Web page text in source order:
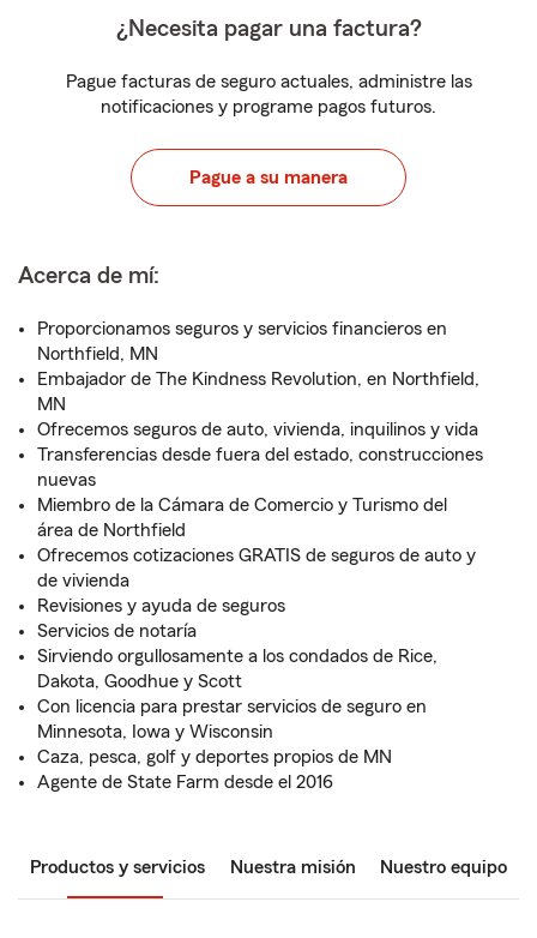
¿Necesita pagar una factura?
Pague facturas de seguro actuales, administre las
notificaciones y programe pagos futuros.
Pague a su manera
Acerca de mí:
Proporcionamos seguros y servicios financieros en
Northfield, MN
Embajador de The Kindness Revolution, en Northfield,
MN
Ofrecemos seguros de auto, vivienda, inquilinos y vida
Transferencias desde fuera del estado, construcciones
nuevas
Miembro de la Cámara de Comercio y Turismo del
área de Northfield
Ofrecemos cotizaciones GRATIS de seguros de auto y
de vivienda
Revisiones y ayuda de seguros
Servicios de notaría
Sirviendo orgullosamente a los condados de Rice,
Dakota, Goodhue y Scott
Con licencia para prestar servicios de seguro en
Minnesota, Iowa y Wisconsin
Caza, pesca, golf y deportes propios de MN
Agente de State Farm desde el 2016
Productos y servicios Nuestra misión Nuestro equipo